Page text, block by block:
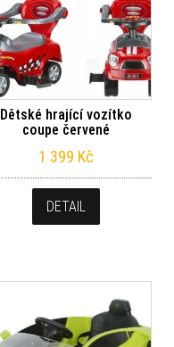
Dětské hrající vozítko
coupe červené
1 399 Kč
DETAIL